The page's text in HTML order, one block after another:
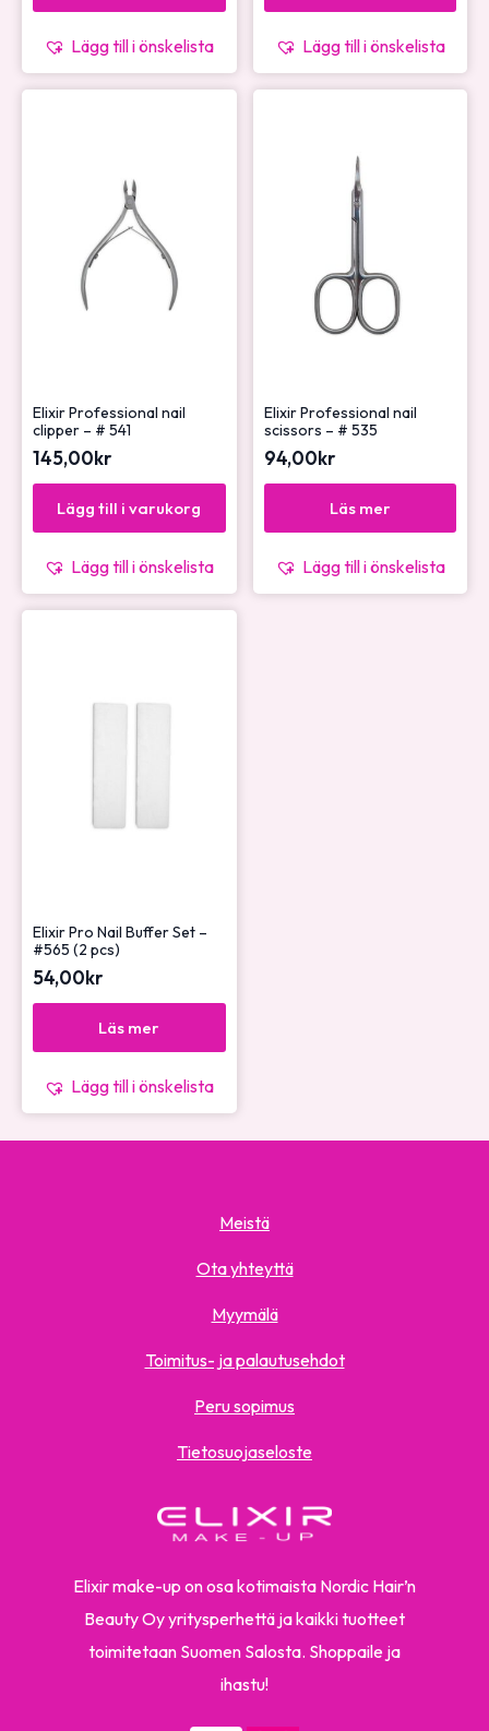
Lägg till i önskelista Lägg till i önskelista
Elixir Professional nail
clipper – # 541
145,00kr
Lägg till i varukorg
Lägg till i önskelista
Elixir Professional nail
scissors – # 535
94,00kr
Läs mer
Lägg till i önskelista
Elixir Pro Nail Buffer Set –
#565 (2 pcs)
54,00kr
Läs mer
Lägg till i önskelista
Elixir make-up on osa kotimaista Nordic Hair’n
Beauty Oy yritysperhettä ja kaikki tuotteet
toimitetaan Suomen Salosta. Shoppaile ja
ihastu!
Meistä
Ota yhteyttä
Myymälä
Toimitus- ja palautusehdot
Peru sopimus
Tietosuojaseloste